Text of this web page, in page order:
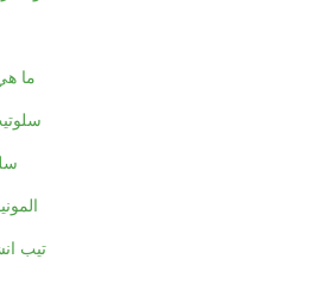
ما
سلوتيب
تيب انشائي 2